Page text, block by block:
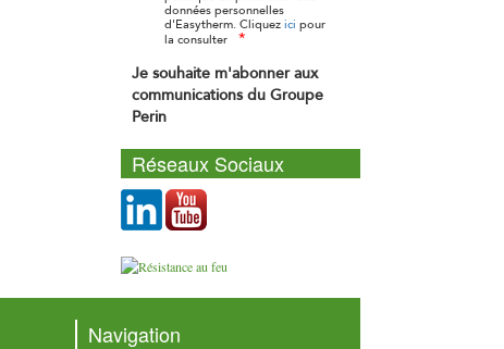
Réseaux Sociaux
Navigation